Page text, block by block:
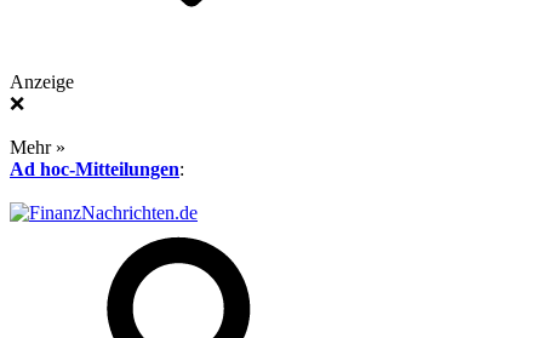
Anzeige
❌
Mehr »
Ad hoc-Mitteilungen: